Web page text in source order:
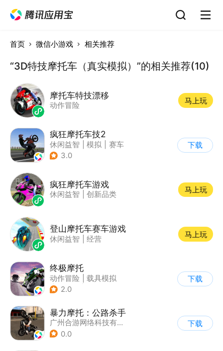
首页 微信小游戏 相关推荐
“3D特技摩托车（真实模拟）”的相关推荐(10)
摩托车特技漂移
动作冒险
马上玩
疯狂摩托车技2
休闲益智 模拟
赛车
| 写实
3.0
下载
疯狂摩托车游戏
休闲益智 创新品类
马上玩
登山摩托车赛车游戏
休闲益智 经营
马上玩
终极摩托
动作冒险
载具模拟
| 摩托车
2.0
下载
暴力摩托：公路杀手
广州合游网络科技有限公司
0.0
下载